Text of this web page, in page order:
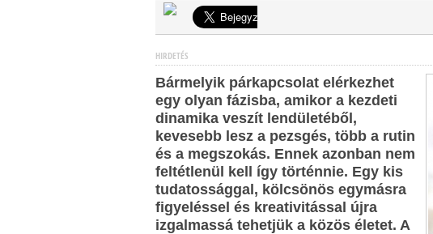
HIRDETÉS
Bármelyik párkapcsolat elérkezhet
egy olyan fázisba, amikor a kezdeti
dinamika veszít lendületéből,
kevesebb lesz a pezsgés, több a rutin
és a megszokás. Ennek azonban nem
feltétlenül kell így történnie. Egy kis
tudatossággal, kölcsönös egymásra
figyeléssel és kreativitással újra
izgalmassá tehetjük a közös életet. A